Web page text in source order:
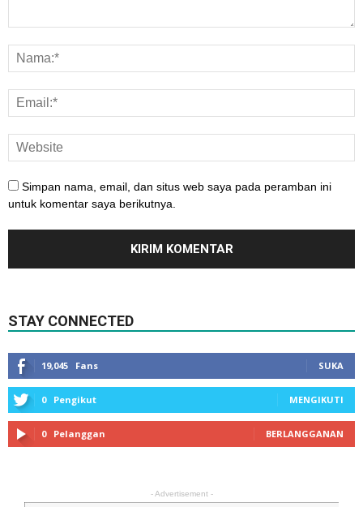
Simpan nama, email, dan situs web saya pada peramban ini
untuk komentar saya berikutnya.
STAY CONNECTED
19,045 Fans SUKA
0 Pengikut MENGIKUTI
0 Pelanggan BERLANGGANAN
- Advertisement -